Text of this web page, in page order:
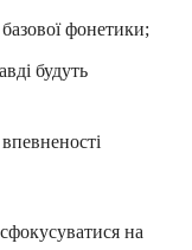
фонетики;
будуть
на